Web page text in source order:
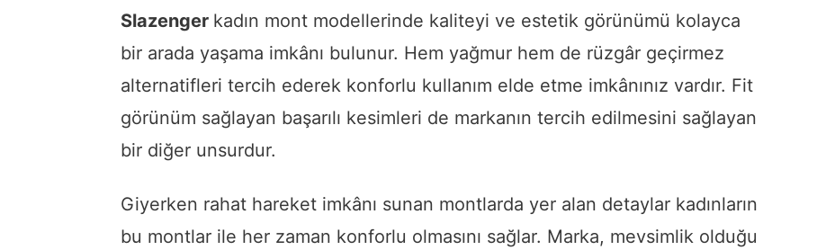
Slazenger kadın mont modellerinde kaliteyi ve estetik görünümü kolayca
bir arada yaşama imkânı bulunur. Hem yağmur hem de rüzgâr geçirmez
alternatifleri tercih ederek konforlu kullanım elde etme imkânınız vardır. Fit
görünüm sağlayan başarılı kesimleri de markanın tercih edilmesini sağlayan
bir diğer unsurdur.
Giyerken rahat hareket imkânı sunan montlarda yer alan detaylar kadınların
bu montlar ile her zaman konforlu olmasını sağlar. Marka, mevsimlik olduğu